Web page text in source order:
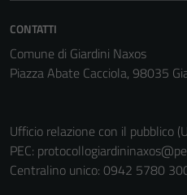
CONTATTI
Comune di Giardini Naxos
Piazza Abate Cacciola, 98035
Ufficio relazione con il pubblico
PEC:
Centralino unico: 0942 5780